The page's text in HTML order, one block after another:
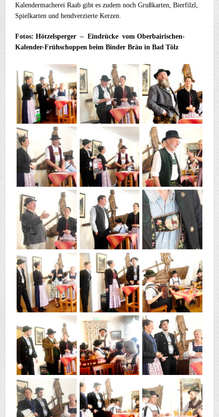
Kalendermacherei Raab gibt es zudem noch Grußkarten, Bierfilzl,
Spielkarten und hendverzierte Kerzen.
Fotos: Hötzelsperger – Eindrücke vom Oberbairischen-
Kalender-Frühschoppen beim Binder Bräu in Bad Tölz